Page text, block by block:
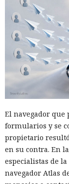
El navegador que
formularios y se
propietario
en su contra. En
especialistas de
navegador Atlas